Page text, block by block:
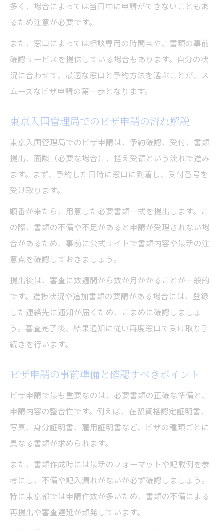
ビザ申請で不許可を避けるための工夫とは
東京都で発生しやすい申請ミスと対策法
審査期間短縮のためのビザ申請ポイント
追加書類要請を防ぐ準備と確認のコツ
多く、場合によっては当日中に申請ができないこともあ
るため注意が必要です。
また、窓口によっては相談専用の時間帯や、書類の事前
確認サービスを提供している場合もあります。自分の状
況に合わせて、最適な窓口と予約方法を選ぶことが、ス
ムーズなビザ申請の第一歩となります。
東京入国管理局でのビザ申請の流れ解説
東京入国管理局でのビザ申請は、予約確認、受付、書類
提出、面談（必要な場合）、控え受領という流れで進み
ます。まず、予約した日時に窓口に到着し、受付番号を
受け取ります。
順番が来たら、用意した必要書類一式を提出します。こ
の際、書類の不備や不足があると申請が受理されない場
合があるため、事前に公式サイトで書類内容や最新の注
意点を確認しておきましょう。
提出後は、審査に数週間から数か月かかることが一般的
です。進捗状況や追加書類の要請がある場合には、登録
した連絡先に通知が届くため、こまめに確認しましょ
う。審査完了後、結果通知に従い再度窓口で受け取り手
続きを行います。
ビザ申請の事前準備と確認すべきポイント
ビザ申請で最も重要なのは、必要書類の正確な準備と、
申請内容の整合性です。例えば、在留資格認定証明書、
写真、身分証明書、雇用証明書など、ビザの種類ごとに
異なる書類が求められます。
また、書類作成時には最新のフォーマットや記載例を参
考にし、不備や記入漏れがないか必ず確認しましょう。
特に東京都では申請件数が多いため、書類の不備による
再提出や審査遅延が頻発しています。